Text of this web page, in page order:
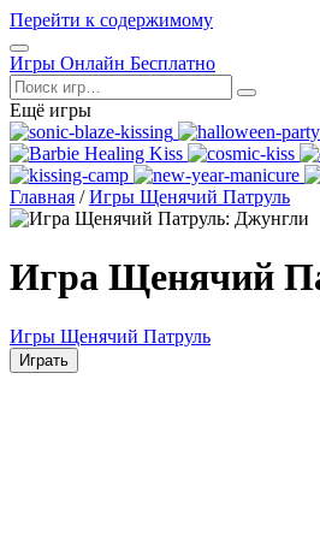
Перейти к содержимому
Открыть
меню
Игры Онлайн Бесплатно
Поиск
Ещё игры
Главная / Игры Щенячий Патруль
Игра Щенячий
Игры Щенячий Патруль
Играть